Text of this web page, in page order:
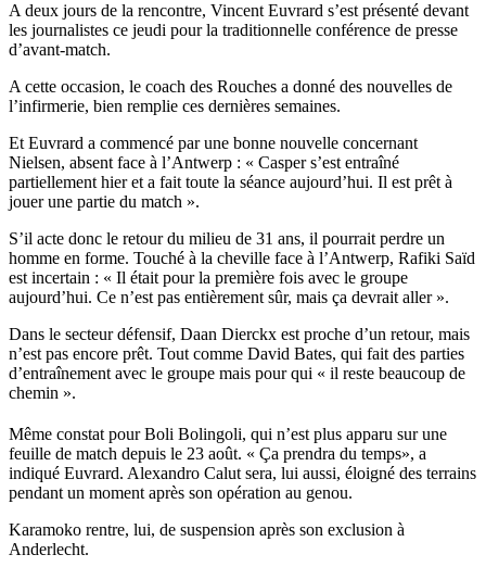
A deux jours de la rencontre, Vincent Euvrard s’est présenté devant
les journalistes ce jeudi pour la traditionnelle conférence de presse
d’avant-match.
A cette occasion, le coach des Rouches a donné des nouvelles de
l’infirmerie, bien remplie ces dernières semaines.
Et Euvrard a commencé par une bonne nouvelle concernant
Nielsen, absent face à l’Antwerp : « Casper s’est entraîné
partiellement hier et a fait toute la séance aujourd’hui. Il est prêt à
jouer une partie du match ».
S’il acte donc le retour du milieu de 31 ans, il pourrait perdre un
homme en forme. Touché à la cheville face à l’Antwerp, Rafiki Saïd
est incertain : « Il était pour la première fois avec le groupe
aujourd’hui. Ce n’est pas entièrement sûr, mais ça devrait aller ».
Dans le secteur défensif, Daan Dierckx est proche d’un retour, mais
n’est pas encore prêt. Tout comme David Bates, qui fait des parties
d’entraînement avec le groupe mais pour qui « il reste beaucoup de
chemin ».
Même constat pour Boli Bolingoli, qui n’est plus apparu sur une
feuille de match depuis le 23 août. « Ça prendra du temps», a
indiqué Euvrard. Alexandro Calut sera, lui aussi, éloigné des terrains
pendant un moment après son opération au genou.
Karamoko rentre, lui, de suspension après son exclusion à
Anderlecht.